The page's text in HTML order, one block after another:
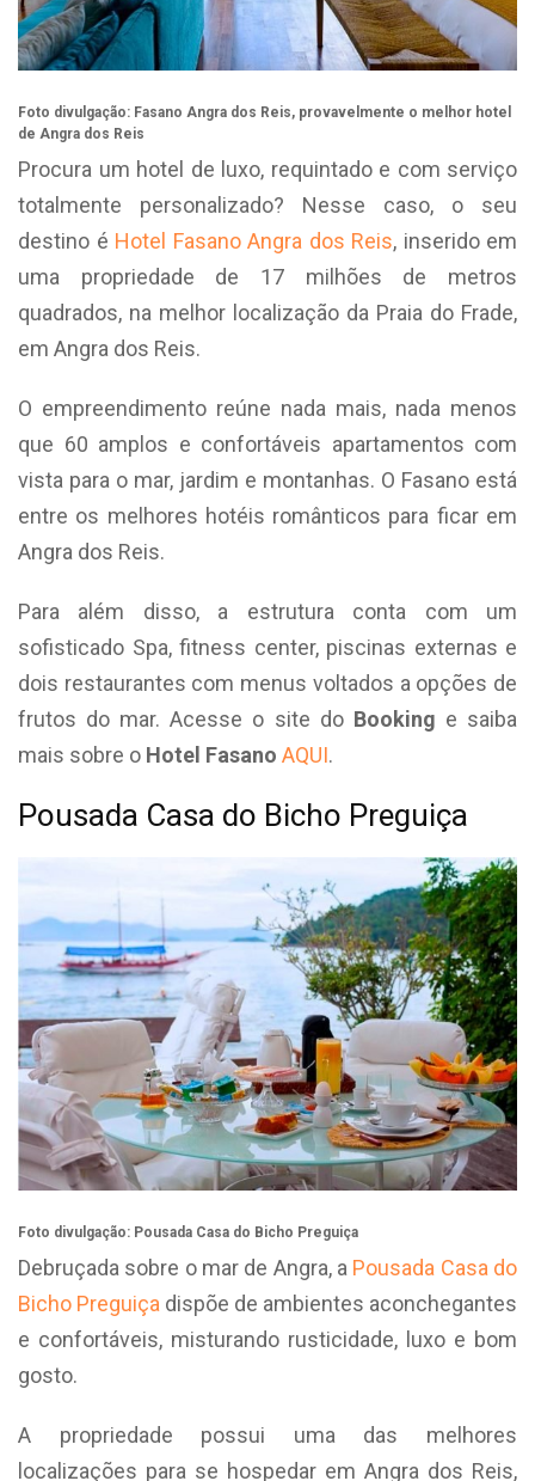
Foto divulgação: Fasano Angra dos Reis, provavelmente o melhor hotel
de Angra dos Reis
Procura um hotel de luxo, requintado e com serviço
totalmente personalizado? Nesse caso, o seu
destino é Hotel Fasano Angra dos Reis, inserido em
uma propriedade de 17 milhões de metros
quadrados, na melhor localização da Praia do Frade,
em Angra dos Reis.
O empreendimento reúne nada mais, nada menos
que 60 amplos e confortáveis apartamentos com
vista para o mar, jardim e montanhas. O Fasano está
entre os melhores hotéis românticos para ficar em
Angra dos Reis.
Para além disso, a estrutura conta com um
sofisticado Spa, fitness center, piscinas externas e
dois restaurantes com menus voltados a opções de
frutos do mar. Acesse o site do Booking e saiba
mais sobre o Hotel Fasano AQUI.
Pousada Casa do Bicho Preguiça
Foto divulgação: Pousada Casa do Bicho Preguiça
Debruçada sobre o mar de Angra, a Pousada Casa do
Bicho Preguiça dispõe de ambientes aconchegantes
e confortáveis, misturando rusticidade, luxo e bom
gosto.
A propriedade possui uma das melhores
localizações para se hospedar em Angra dos Reis,